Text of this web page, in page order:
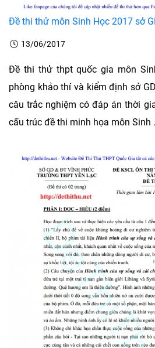
Đề thi thử môn Sinh Học 2017 sở
13/06/2017
Đề thi thử thpt quốc gia môn
phòng khảo thí và kiểm định sở
câu trắc nghiệm có đáp án thời
cấu trúc đề thi minh họa môn Sinh